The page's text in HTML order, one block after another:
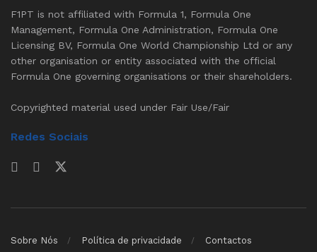
F1PT is not affiliated with Formula 1, Formula One
Management, Formula One Administration, Formula One
Licensing BV, Formula One World Championship Ltd or any
other organisation or entity associated with the official
Formula One governing organisations or their shareholders.
Copyrighted material used under Fair Use/Fair
Redes Sociais
Sobre Nós Política de privacidade Contactos